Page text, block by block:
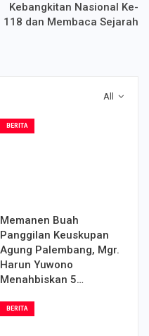
Kebangkitan Nasional Ke-
118 dan Membaca Sejarah
All
BERITA
Memanen Buah
Panggilan Keuskupan
Agung Palembang, Mgr.
Harun Yuwono
Menahbiskan 5…
BERITA